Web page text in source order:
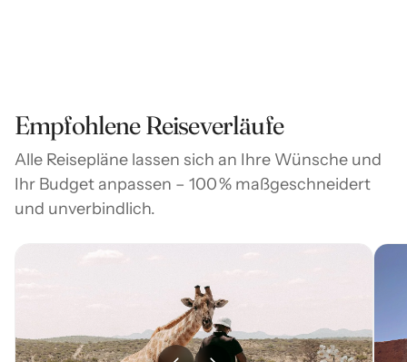
Empfohlene Reiseverläufe
Alle Reisepläne lassen sich an Ihre Wünsche und
Ihr Budget anpassen – 100 % maßgeschneidert
und unverbindlich.